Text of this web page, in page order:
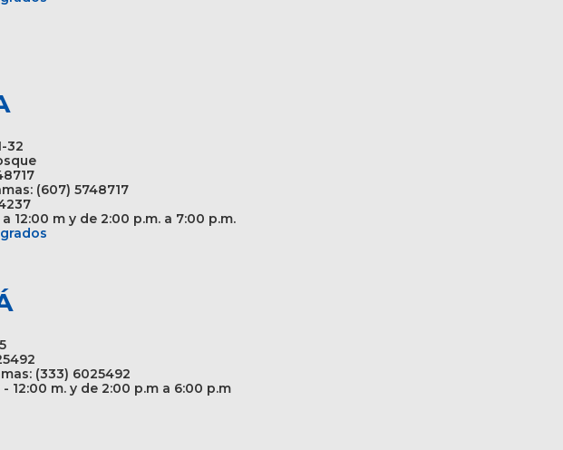
32
(607) 5748717
12:00 m y de 2:00 p.m. a 7:00 p.m.
(333) 6025492
12:00 m. y de 2:00 p.m a 6:00 p.m